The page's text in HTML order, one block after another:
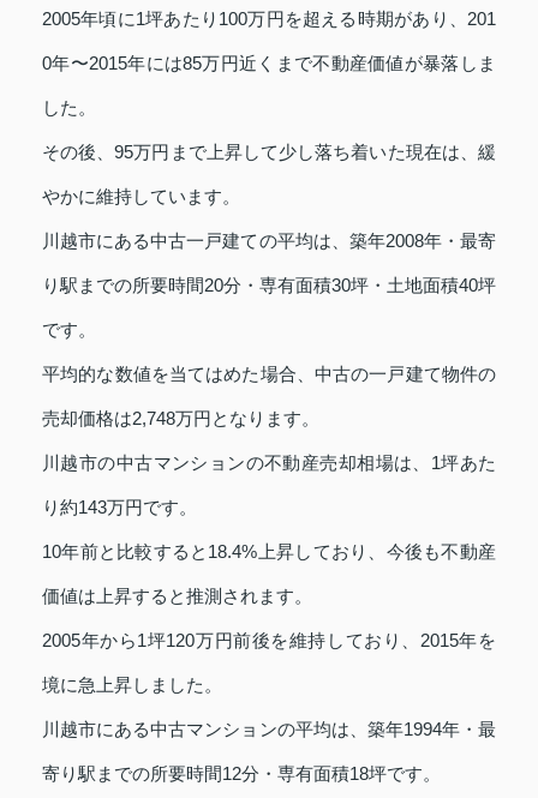
2005年頃に1坪あたり100万円を超える時期があり、201
0年〜2015年には85万円近くまで不動産価値が暴落しま
した。
その後、95万円まで上昇して少し落ち着いた現在は、緩
やかに維持しています。
川越市にある中古一戸建ての平均は、築年2008年・最寄
り駅までの所要時間20分・専有面積30坪・土地面積40坪
です。
平均的な数値を当てはめた場合、中古の一戸建て物件の
売却価格は2,748万円となります。
川越市の中古マンションの不動産売却相場は、1坪あた
り約143万円です。
10年前と比較すると18.4%上昇しており、今後も不動産
価値は上昇すると推測されます。
2005年から1坪120万円前後を維持しており、2015年を
境に急上昇しました。
川越市にある中古マンションの平均は、築年1994年・最
寄り駅までの所要時間12分・専有面積18坪です。